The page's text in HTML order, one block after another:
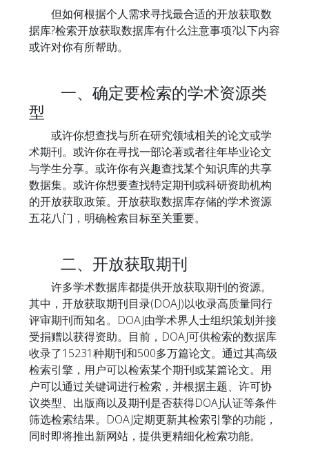
但如何根据个人需求寻找最合适的开放获取数
据库?检索开放获取数据库有什么注意事项?以下内容
或许对你有所帮助。
一、确定要检索的学术资源类
型
或许你想查找与所在研究领域相关的论文或学
术期刊。或许你在寻找一部论著或者往年毕业论文
与学生分享。或许你有兴趣查找某个知识库的共享
数据集。或许你想要查找特定期刊或科研资助机构
的开放获取政策。开放获取数据库存储的学术资源
五花八门，明确检索目标至关重要。
二、开放获取期刊
许多学术数据库都提供开放获取期刊的资源。
其中，开放获取期刊目录(DOAJ)以收录高质量同行
评审期刊而知名。DOAJ由学术界人士组织策划并接
受捐赠以获得资助。目前，DOAJ可供检索的数据库
收录了15231种期刊和500多万篇论文。通过其高级
检索引擎，用户可以检索某个期刊或某篇论文。用
户可以通过关键词进行检索，并根据主题、许可协
议类型、出版商以及期刊是否获得DOAJ认证等条件
筛选检索结果。DOAJ定期更新其检索引擎的功能，
同时即将推出新网站，提供更精细化检索功能。